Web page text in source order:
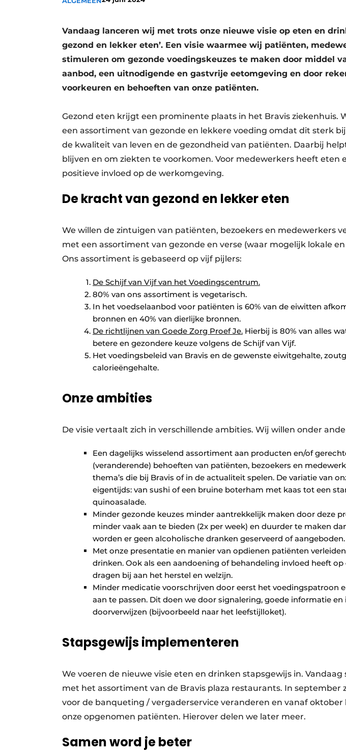
Vacature aanmelden
Vacatures
Video’s
Vandaag lanceren wij met trots onze nieuwe visie op eten en
gezond en lekker eten’. Een visie waarmee wij patiënten,
stimuleren om gezonde voedingskeuzes te maken door middel
aanbod, een uitnodigende en gastvrije eetomgeving en door
voorkeuren en behoeften van onze patiënten.
Gezond eten krijgt een prominente plaats in het Bravis ziekenhuis.
een assortiment van gezonde en lekkere voeding omdat dit sterk
de kwaliteit van leven en de gezondheid van patiënten. Daarbij
blijven en om ziekten te voorkomen. Voor medewerkers heeft eten
positieve invloed op de werkomgeving.
De kracht van gezond en lekker eten
We willen de zintuigen van patiënten, bezoekers en medewerkers
met een assortiment van gezonde en verse (waar mogelijk lokale
Ons assortiment is gebaseerd op vijf pijlers:
De Schijf van Vijf van het Voedingscentrum.
80% van ons assortiment is vegetarisch.
In het voedselaanbod voor patiënten is 60% van de eiwitten
bronnen en 40% van dierlijke bronnen.
De richtlijnen van Goede Zorg Proef Je. Hierbij is 80% van alles
betere en gezondere keuze volgens de Schijf van Vijf.
Het voedingsbeleid van Bravis en de gewenste eiwitgehalte,
calorieëngehalte.
Onze ambities
De visie vertaalt zich in verschillende ambities. Wij willen onder
Een dagelijks wisselend assortiment aan producten en/of
(veranderende) behoeften van patiënten, bezoekers en
thema’s die bij Bravis of in de actualiteit spelen. De variatie van
eigentijds: van sushi of een bruine boterham met kaas tot een
quinoasalade.
Minder gezonde keuzes minder aantrekkelijk maken door deze
minder vaak aan te bieden (2x per week) en duurder te maken
worden er geen alcoholische dranken geserveerd of aangeboden.
Met onze presentatie en manier van opdienen patiënten
drinken. Ook als een aandoening of behandeling invloed heeft
dragen bij aan het herstel en welzijn.
Minder medicatie voorschrijven door eerst het voedingspatroon
aan te passen. Dit doen we door signalering, goede informatie
doorverwijzen (bijvoorbeeld naar het leefstijlloket).
Stapsgewijs implementeren
We voeren de nieuwe visie eten en drinken stapsgewijs in.
met het assortiment van de Bravis plaza restaurants. In september
voor de banqueting / vergaderservice veranderen en vanaf
onze opgenomen patiënten. Hierover delen we later meer.
Samen word je beter